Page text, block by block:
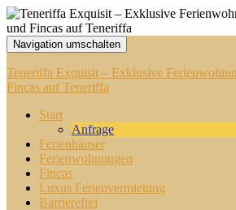
Navigation umschalten
Teneriffa Exquisit – Exklusive
Fincas auf Teneriffa
Start
Anfrage
Ferienhäuser
Ferienwohnungen
Fincas
Luxus Ferienvermietung
Barrierefrei